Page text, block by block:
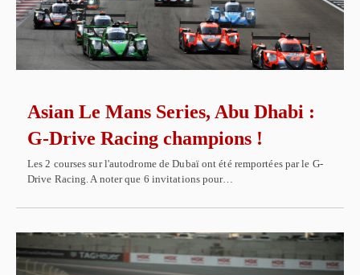
Asian Le Mans Series, Abu Dhabi :
G-Drive Racing champions !
Les 2 courses sur l'autodrome de Dubaï ont été remportées par le G-
Drive Racing. A noter que 6 invitations pour…